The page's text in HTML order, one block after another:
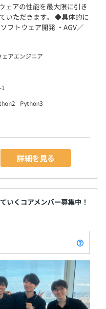
ェアの性能を最大限に引き
いただきます。 ◆具体的に
フトウェア開発 ・AGV／
ェアエンジニア
Python3
詳細を見る
いくコアメンバー募集中！